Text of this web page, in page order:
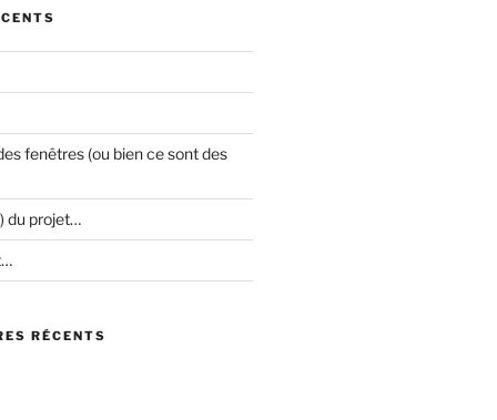
fenêtres (ou bien ce sont des
du projet…
RÉCENTS